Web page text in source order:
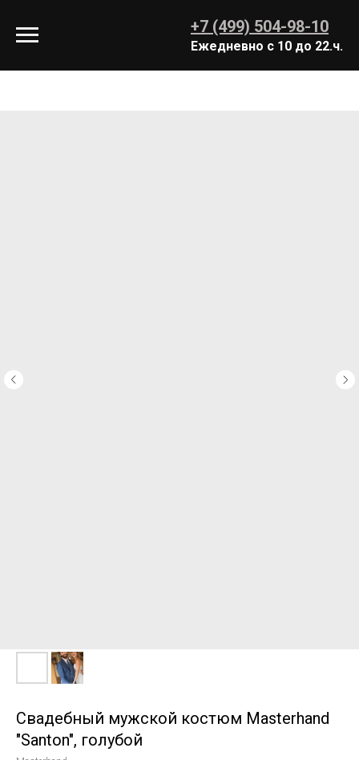
+7 (499) 504-98-10
Ежедневно с 10 до 22.ч.
Свадебный мужской костюм Masterhand
"Santon", голубой